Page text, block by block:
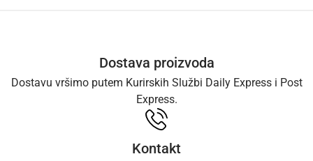
Dostava proizvoda
Dostavu vršimo putem Kurirskih Službi Daily Express i Post
Express.
Kontakt